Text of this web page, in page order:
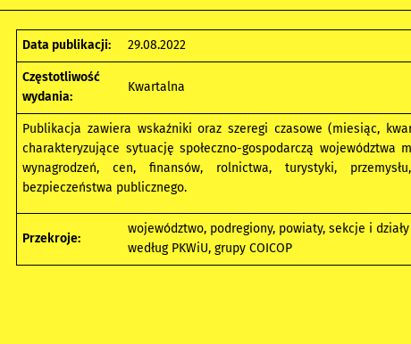
Data publikacji: 29.08.2022
Częstotliwość
wydania:
Kwartalna
Publikacja zawiera wskaźniki oraz szeregi czasowe (miesiąc,
charakteryzujące sytuację społeczno-gospodarczą województwa
wynagrodzeń, cen, finansów, rolnictwa, turystyki,
bezpieczeństwa publicznego.
Przekroje:
województwo, podregiony, powiaty, sekcje i
według PKWiU, grupy COICOP